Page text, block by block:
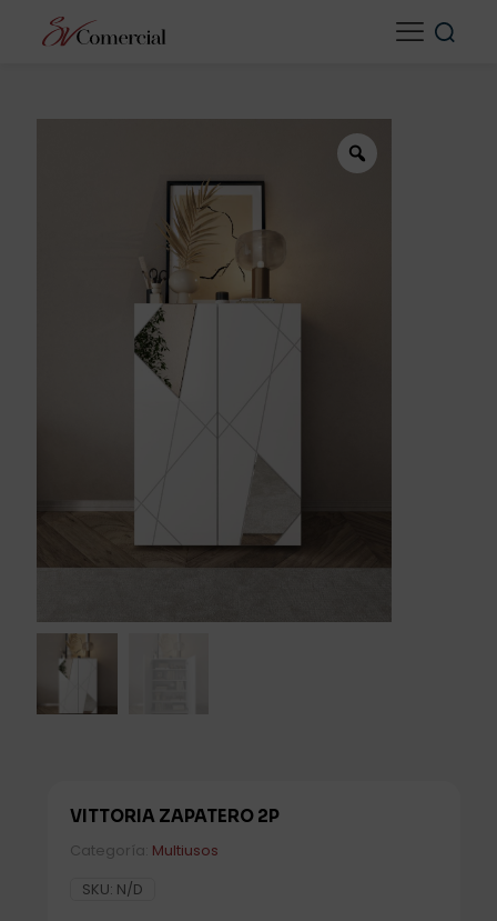
VITTORIA ZAPATERO 2P
Categoría: Multiusos
SKU: N/D